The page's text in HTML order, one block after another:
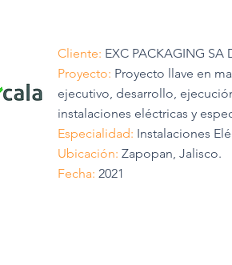
Cliente: EXC PACKAGING SA
Proyecto: Proyecto llave en
ejecutivo, desarrollo,
instalaciones eléctricas y
Especialidad: Instalaciones
Ubicación: Zapopan, Jalisco.
Fecha: 2021